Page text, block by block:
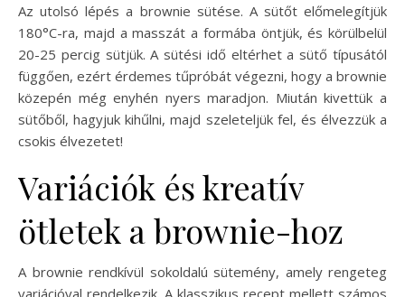
Az utolsó lépés a brownie sütése. A sütőt előmelegítjük
180°C-ra, majd a masszát a formába öntjük, és körülbelül
20-25 percig sütjük. A sütési idő eltérhet a sütő típusától
függően, ezért érdemes tűpróbát végezni, hogy a brownie
közepén még enyhén nyers maradjon. Miután kivettük a
sütőből, hagyjuk kihűlni, majd szeleteljük fel, és élvezzük a
csokis élvezetet!
Variációk és kreatív
ötletek a brownie-hoz
A brownie rendkívül sokoldalú sütemény, amely rengeteg
variációval rendelkezik. A klasszikus recept mellett számos